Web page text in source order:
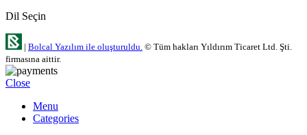
Dil Seçin
| Bolcal Yazılım ile oluşturuldu. © Tüm hakları Yıldırım Ticaret Ltd. Şti.
firmasına aittir.
Close
Menu
Categories